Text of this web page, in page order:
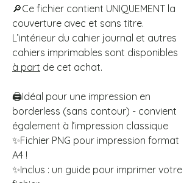
🔎Ce fichier contient UNIQUEMENT la
couverture avec et sans titre.
L’intérieur du cahier journal et autres
cahiers imprimables sont disponibles
à part de cet achat.
🖨️Idéal pour une impression en
borderless (sans contour) - convient
également à l’impression classique
✨Fichier PNG pour impression format
A4 !
✨Inclus : un guide pour imprimer votre